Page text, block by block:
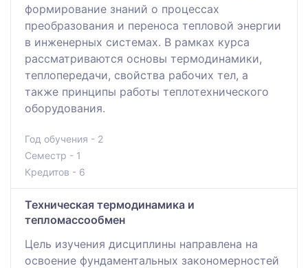
формирование знаний о процессах
преобразования и переноса тепловой энергии
в инженерных системах. В рамках курса
рассматриваются основы термодинамики,
теплопередачи, свойства рабочих тел, а
также принципы работы теплотехнического
оборудования.
Год обучения - 2
Семестр - 1
Кредитов - 6
Техническая термодинамика и
тепломассообмен
Цель изучения дисциплины направлена на
освоение фундаментальных закономерностей